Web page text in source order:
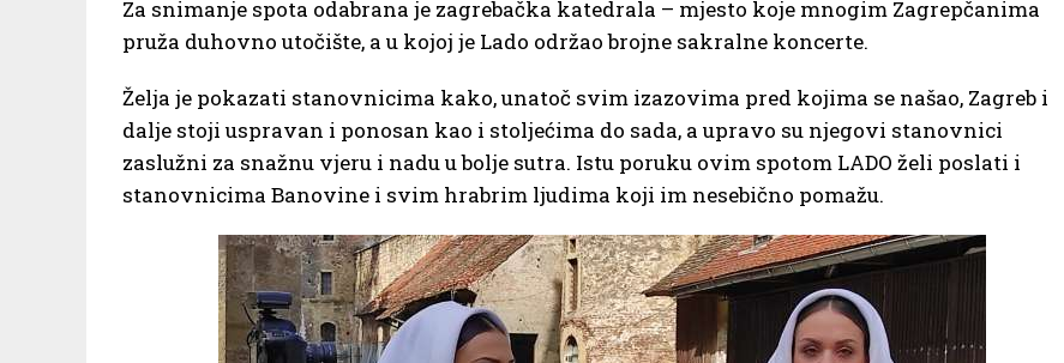
Za snimanje spota odabrana je zagrebačka katedrala – mjesto koje mnogim Zagrepčanima
pruža duhovno utočište, a u kojoj je Lado održao brojne sakralne koncerte.
Želja je pokazati stanovnicima kako, unatoč svim izazovima pred kojima se našao, Zagreb i
dalje stoji uspravan i ponosan kao i stoljećima do sada, a upravo su njegovi stanovnici
zaslužni za snažnu vjeru i nadu u bolje sutra. Istu poruku ovim spotom LADO želi poslati i
stanovnicima Banovine i svim hrabrim ljudima koji im nesebično pomažu.